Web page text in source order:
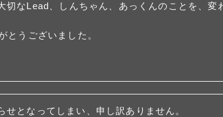
切なLead、しんちゃん、あっくんのことを、変
とうございました。
せとなってしまい、申し訳ありません。